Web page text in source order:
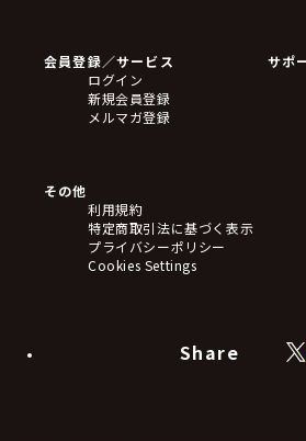
会員登録／サービス
ログイン
新規会員登録
メルマガ登録
サポ
その他
利用規約
特定商取引法に基づく表示
プライバシーポリシー
Cookies Settings
Share